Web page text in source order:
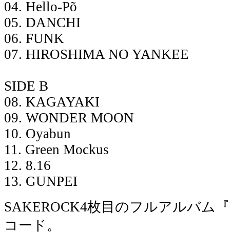
04. Hello-Põ
05. DANCHI
06. FUNK
07. HIROSHIMA NO YANKEE
SIDE B
08. KAGAYAKI
09. WONDER MOON
10. Oyabun
11. Green Mockus
12. 8.16
13. GUNPEI
SAKEROCK4枚目のフルアルバム
コード。